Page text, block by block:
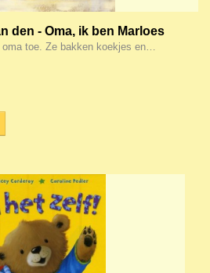
den - Oma, ik ben Marloes
oma toe. Ze bakken koekjes en…